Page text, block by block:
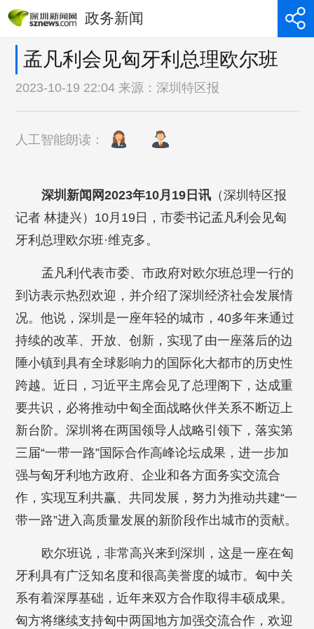
政务新闻
孟凡利会见匈牙利总理欧尔班
2023-10-19 22:04 来源：深圳特区报
人工智能朗读：
深圳新闻网2023年10月19日讯（深圳特区报
记者 林捷兴）10月19日，市委书记孟凡利会见匈
牙利总理欧尔班·维克多。
孟凡利代表市委、市政府对欧尔班总理一行的
到访表示热烈欢迎，并介绍了深圳经济社会发展情
况。他说，深圳是一座年轻的城市，40多年来通过
持续的改革、开放、创新，实现了由一座落后的边
陲小镇到具有全球影响力的国际化大都市的历史性
跨越。近日，习近平主席会见了总理阁下，达成重
要共识，必将推动中匈全面战略伙伴关系不断迈上
新台阶。深圳将在两国领导人战略引领下，落实第
三届“一带一路”国际合作高峰论坛成果，进一步加
强与匈牙利地方政府、企业和各方面务实交流合
作，实现互利共赢、共同发展，努力为推动共建“一
带一路”进入高质量发展的新阶段作出城市的贡献。
欧尔班说，非常高兴来到深圳，这是一座在匈
牙利具有广泛知名度和很高美誉度的城市。匈中关
系有着深厚基础，近年来双方合作取得丰硕成果。
匈方将继续支持匈中两国地方加强交流合作，欢迎